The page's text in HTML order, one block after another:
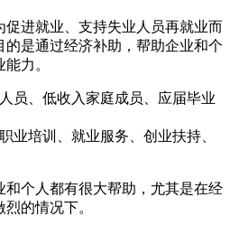
促进就业、支持失业人员再就业而
是通过经济补助，帮助企业和个
力。
员、低收入家庭成员、应届毕业
业培训、就业服务、创业扶持、
和个人都有很大帮助，尤其是在经
的情况下。